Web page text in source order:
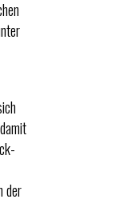
der